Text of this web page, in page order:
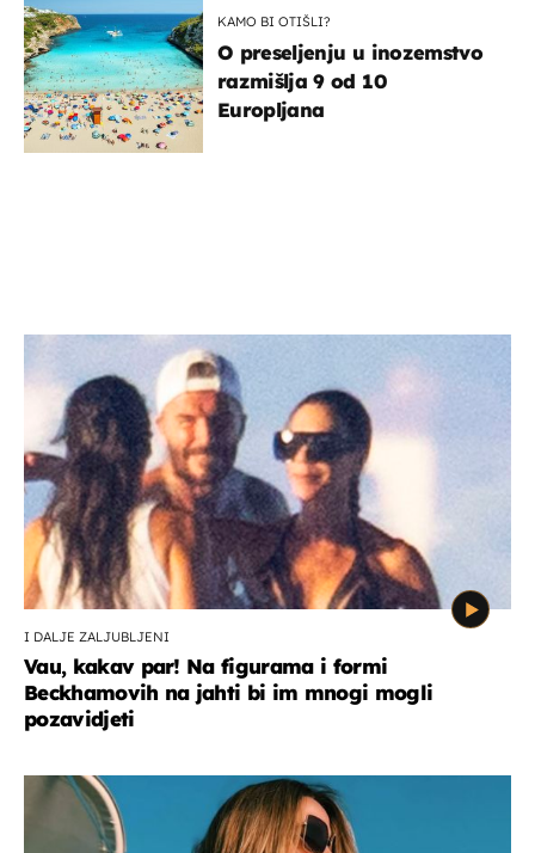
KAMO BI OTIŠLI?
O preseljenju u inozemstvo
razmišlja 9 od 10
Europljana
I DALJE ZALJUBLJENI
Vau, kakav par! Na figurama i formi
Beckhamovih na jahti bi im mnogi mogli
pozavidjeti